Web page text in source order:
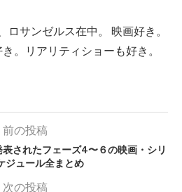
ロサンゼルス在中。 映画好き。
き。リアリティショーも好き。
前の投稿
されたフェーズ4〜６の映画・シリ
ジュール全まとめ
次の投稿